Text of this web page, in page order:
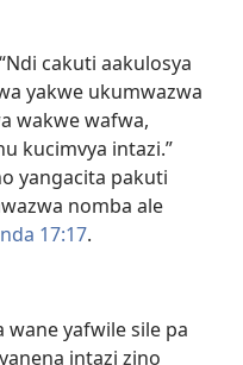
cakuti aakulosya
yakwe ukumwazwa
wakwe wafwa,
kucimvya intazi.”
yangacita pakuti
nomba ale
17:17.
wane yafwile sile pa
intazi zino